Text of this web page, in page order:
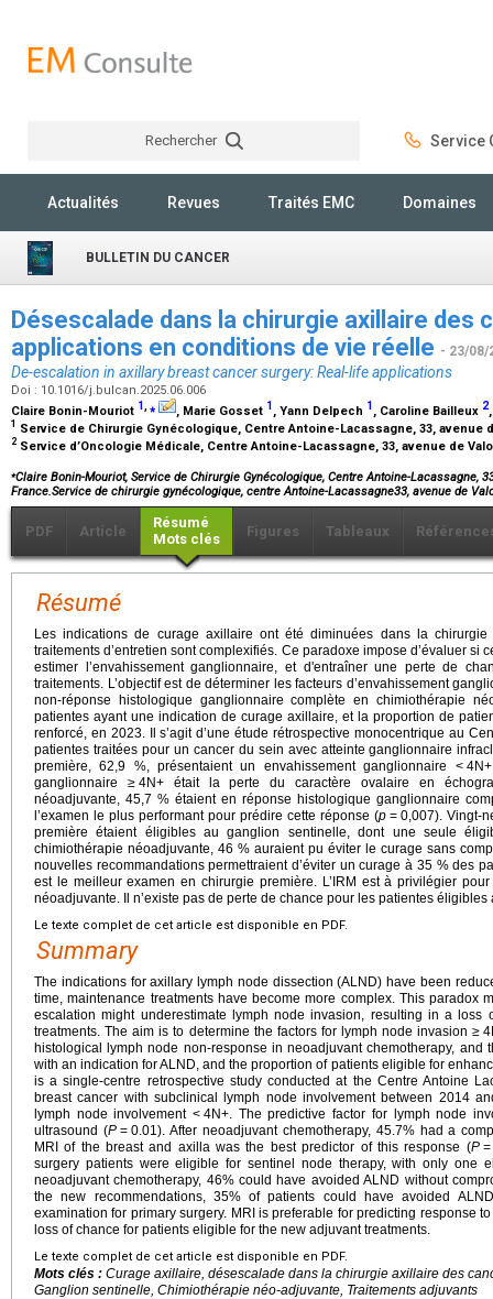
Rechercher Service
Actualités Revues Traités EMC Domaines
BULLETIN DU CANCER
Désescalade dans la chirurgie axillaire des
applications en conditions de vie réelle - 23/08/
De-escalation in axillary breast cancer surgery: Real-life applications
Doi : 10.1016/j.bulcan.2025.06.006
Claire Bonin-Mouriot 1,⁎ , Marie Gosset 1 , Yann Delpech 1 , Caroline Bailleux 2
1 Service de Chirurgie Gynécologique, Centre Antoine-Lacassagne, 33, avenue
2 Service d’Oncologie Médicale, Centre Antoine-Lacassagne, 33, avenue de
⁎Claire Bonin-Mouriot, Service de Chirurgie Gynécologique, Centre Antoine-Lacassagne,
France.Service de chirurgie gynécologique, centre Antoine-Lacassagne33, avenue de
PDF Article
Résumé
Mots clés
Figures Tableaux
Résumé
Les indications de curage axillaire ont été diminuées dans la
traitements d’entretien sont complexifiés. Ce paradoxe impose d’évaluer si
estimer l’envahissement ganglionnaire, et d'entraîner une perte de
traitements. L’objectif est de déterminer les facteurs d’envahissement
non-réponse histologique ganglionnaire complète en chimiothérapie
patientes ayant une indication de curage axillaire, et la proportion de
renforcé, en 2023. Il s’agit d’une étude rétrospective monocentrique au
patientes traitées pour un cancer du sein avec atteinte ganglionnaire
première, 62,9 %, présentaient un envahissement ganglionnaire <
ganglionnaire ≥ 4N+ était la perte du caractère ovalaire en
néoadjuvante, 45,7 % étaient en réponse histologique ganglionnaire
l’examen le plus performant pour prédire cette réponse (p = 0,007). Vingt-
première étaient éligibles au ganglion sentinelle, dont une seule
chimiothérapie néoadjuvante, 46 % auraient pu éviter le curage sans
nouvelles recommandations permettraient d’éviter un curage à 35 % des
est le meilleur examen en chirurgie première. L’IRM est à privilégier
néoadjuvante. Il n’existe pas de perte de chance pour les patientes
Le texte complet de cet article est disponible en PDF.
Summary
The indications for axillary lymph node dissection (ALND) have been
time, maintenance treatments have become more complex. This paradox
escalation might underestimate lymph node invasion, resulting in a loss
treatments. The aim is to determine the factors for lymph node invasion ≥
histological lymph node non-response in neoadjuvant chemotherapy, and
with an indication for ALND, and the proportion of patients eligible for
is a single-centre retrospective study conducted at the Centre Antoine
breast cancer with subclinical lymph node involvement between 2014
lymph node involvement < 4N+. The predictive factor for lymph node
ultrasound (P = 0.01). After neoadjuvant chemotherapy, 45.7% had a
MRI of the breast and axilla was the best predictor of this response (P =
surgery patients were eligible for sentinel node therapy, with only one
neoadjuvant chemotherapy, 46% could have avoided ALND without
the new recommendations, 35% of patients could have avoided
examination for primary surgery. MRI is preferable for predicting response
loss of chance for patients eligible for the new adjuvant treatments.
Le texte complet de cet article est disponible en PDF.
Mots clés : Curage axillaire, désescalade dans la chirurgie axillaire des
Ganglion sentinelle, Chimiothérapie néo-adjuvante, Traitements adjuvants